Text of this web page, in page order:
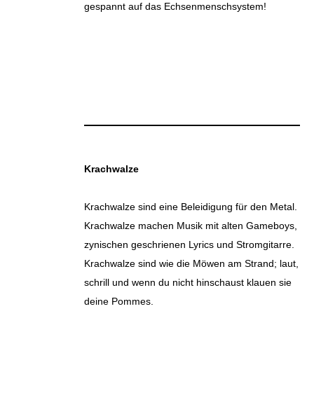
gespannt auf das Echsenmenschsystem!
Krachwalze
Krachwalze sind eine Beleidigung für den Metal.
Krachwalze machen Musik mit alten Gameboys,
zynischen geschrienen Lyrics und Stromgitarre.
Krachwalze sind wie die Möwen am Strand; laut,
schrill und wenn du nicht hinschaust klauen sie
deine Pommes.